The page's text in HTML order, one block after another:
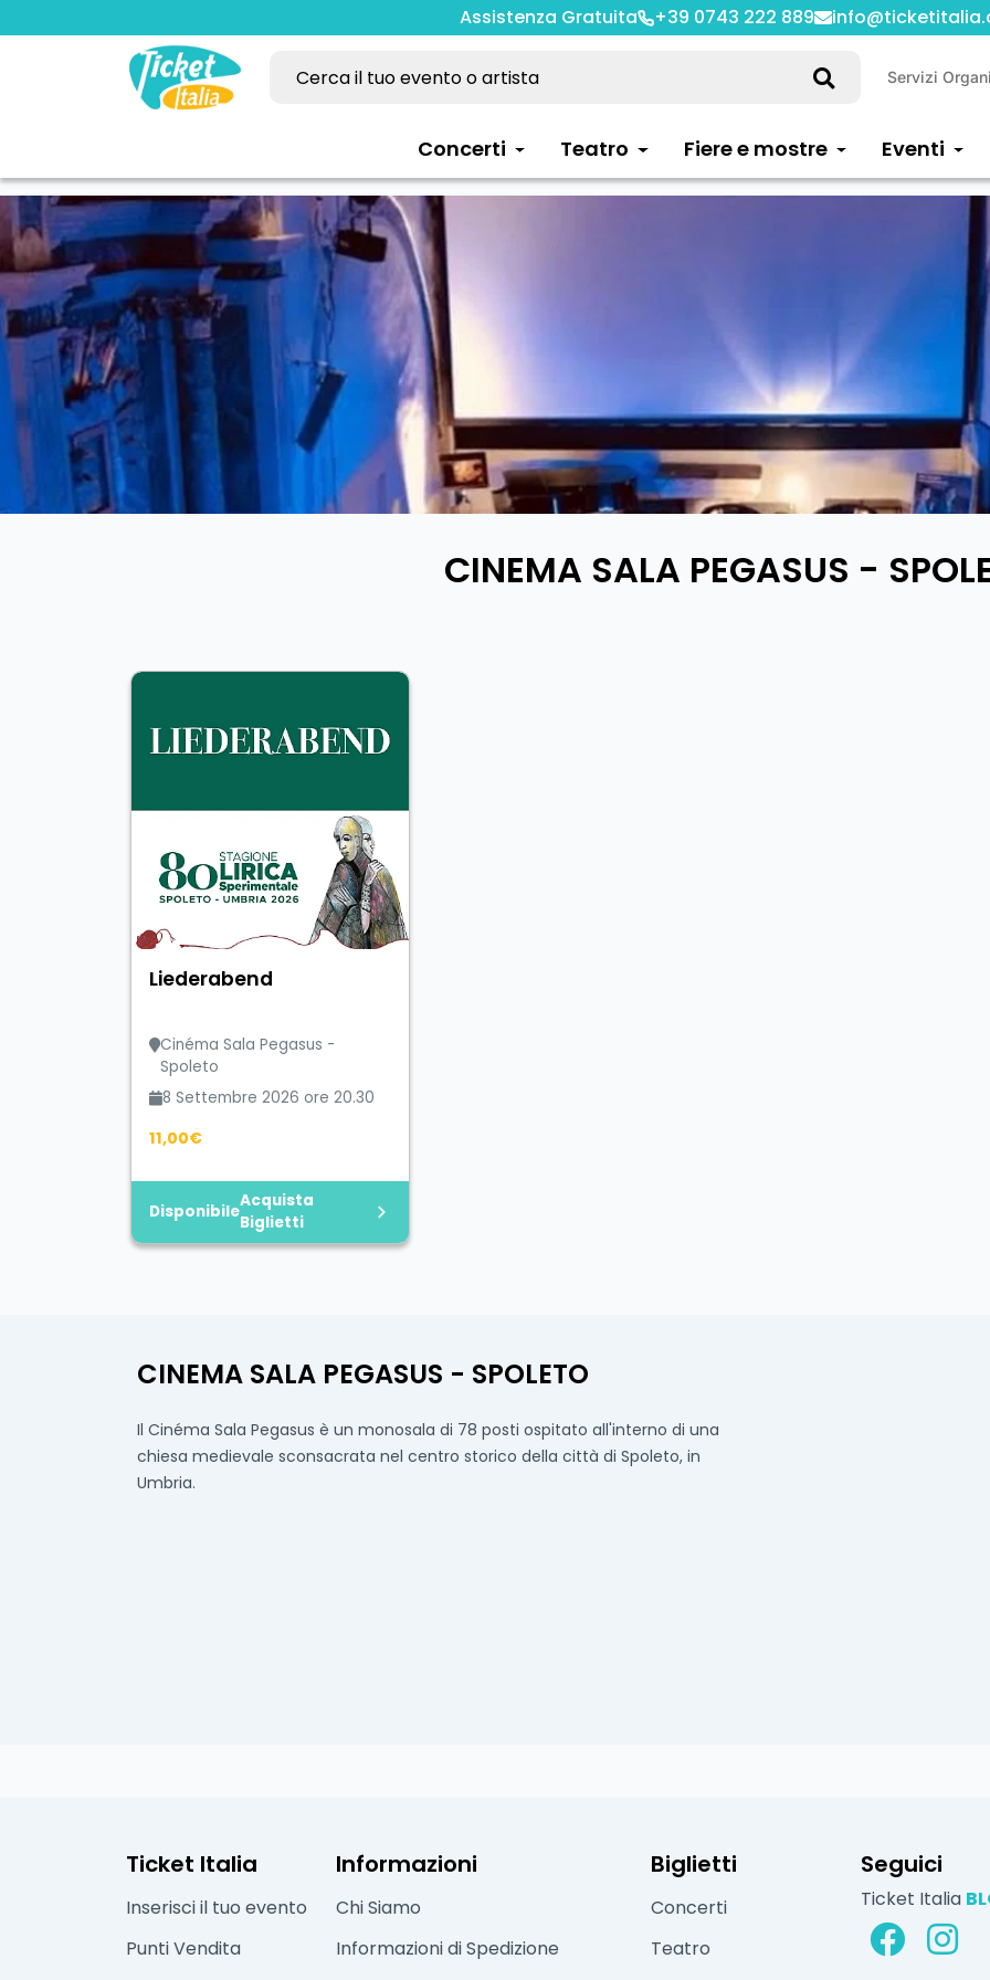
Assistenza Gratuita +39 0743 222 889
Servizi
Concerti Teatro Fiere e mostre Eventi
CINEMA SALA PEGASUS -
Liederabend
Cinéma Sala Pegasus -
Spoleto
8 Settembre 2026 ore 20.30
11,00€
Disponibile
Acquista
Biglietti
CINEMA SALA PEGASUS - SPOLETO
Il Cinéma Sala Pegasus è un monosala di 78 posti ospitato all'interno di una
chiesa medievale sconsacrata nel centro storico della città di Spoleto, in
Umbria.
Ticket Italia
Inserisci il tuo evento
Punti Vendita
Informazioni
Chi Siamo
Informazioni di Spedizione
Biglietti
Concerti
Teatro
Seguici
Ticket Italia